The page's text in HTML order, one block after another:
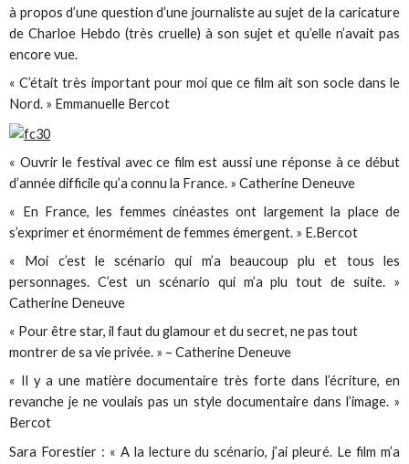
à propos d’une question d’une journaliste au sujet de la caricature
de Charloe Hebdo (très cruelle) à son sujet et qu’elle n’avait pas
encore vue.
« C’était très important pour moi que ce film ait son socle dans le
Nord. » Emmanuelle Bercot
« Ouvrir le festival avec ce film est aussi une réponse à ce début
d’année difficile qu’a connu la France. » Catherine Deneuve
« En France, les femmes cinéastes ont largement la place de
s’exprimer et énormément de femmes émergent. » E.Bercot
« Moi c’est le scénario qui m’a beaucoup plu et tous les
personnages. C’est un scénario qui m’a plu tout de suite. »
Catherine Deneuve
« Pour être star, il faut du glamour et du secret, ne pas tout
montrer de sa vie privée. » – Catherine Deneuve
« Il y a une matière documentaire très forte dans l’écriture, en
revanche je ne voulais pas un style documentaire dans l’image. »
Bercot
Sara Forestier : « A la lecture du scénario, j’ai pleuré. Le film m’a